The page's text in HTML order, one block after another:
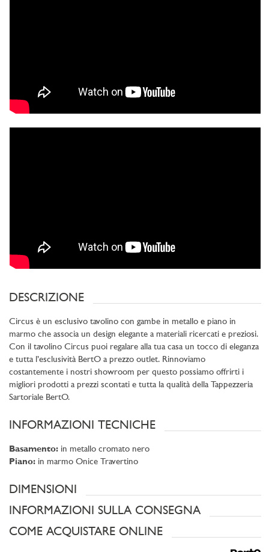
DESCRIZIONE
Circus è un esclusivo tavolino con gambe in metallo e piano in
marmo che associa un design elegante a materiali ricercati e preziosi.
Con il tavolino Circus puoi regalare alla tua casa un tocco di eleganza
e tutta l’esclusività BertO a prezzo outlet. Rinnoviamo
costantemente i nostri showroom per questo possiamo offrirti i
migliori prodotti a prezzi scontati e tutta la qualità della Tappezzeria
Sartoriale BertO.
INFORMAZIONI TECNICHE
Basamento: in metallo cromato nero
Piano: in marmo Onice Travertino
DIMENSIONI
INFORMAZIONI SULLA CONSEGNA
COME ACQUISTARE ONLINE